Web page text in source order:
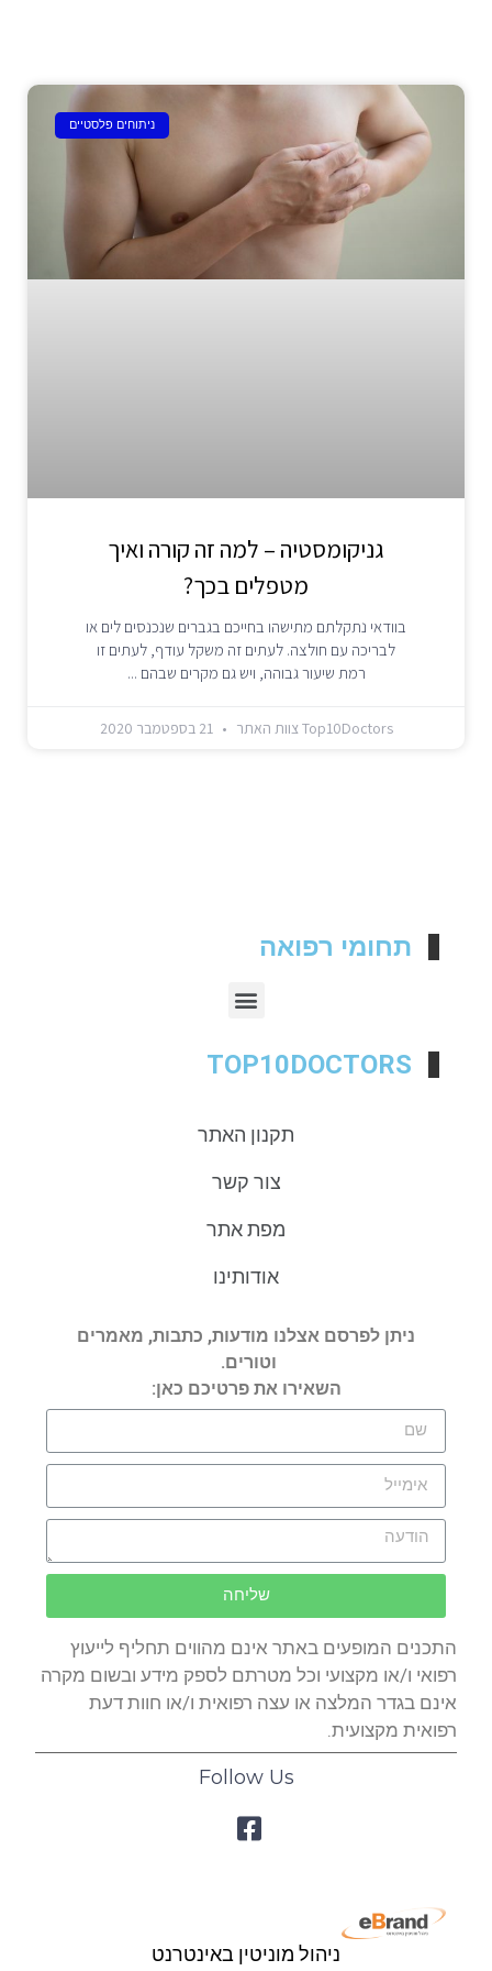
ניתוחים פלסטיים
גניקומסטיה – למה זה קורה ואיך
מטפלים בכך?
בוודאי נתקלתם מתישהו בחייכם בגברים שנכנסים לים או
לבריכה עם חולצה. לעתים זה משקל עודף, לעתים זו
רמת שיעור גבוהה, ויש גם מקרים שבהם
Top10Doctors צוות האתר 21 בספטמבר 2020
תחומי רפואה
TOP10DOCTORS
תקנון האתר
צור קשר
מפת אתר
אודותינו
ניתן לפרסם אצלנו מודעות, כתבות, מאמרים
וטורים.
השאירו את פרטיכם כאן:
שליחה
התכנים המופעים באתר אינם מהווים תחליף לייעוץ
רפואי ו/או מקצועי וכל מטרתם לספק מידע ובשום מקרה
אינם בגדר המלצה או עצה רפואית ו/או חוות דעת
רפואית מקצועית.
Follow Us
ניהול מוניטין באינטרנט